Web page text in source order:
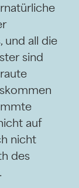
und all die
sind
auf
nicht
des